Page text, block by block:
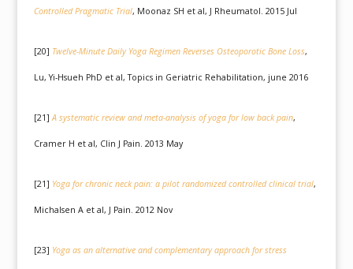
Controlled Pragmatic Trial, Moonaz SH et al, J Rheumatol. 2015 Jul
[20] Twelve-Minute Daily YogaRegimen Reverses Osteoporotic Bone Loss,
Lu, Yi-Hsueh PhD et al, Topics in Geriatric Rehabilitation, june 2016
[21] A systematic review and meta-analysis ofyogafor low back pain,
Cramer H et al, Clin J Pain. 2013 May
[21] Yogafor chronic neck pain: a pilot randomized controlled clinical trial,
Michalsen A et al, J Pain. 2012 Nov
[23] Yogaas an alternative and complementary approach for stress